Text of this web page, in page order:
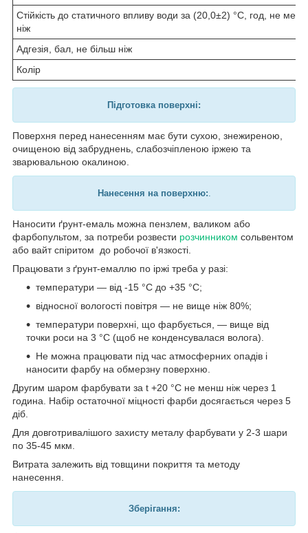
Стійкість до статичного впливу води за (20,0±2) °C, год, не менш
ніж
Адгезія, бал, не більш ніж
Колір
Підготовка поверхні:
Поверхня перед нанесенням має бути сухою, знежиреною,
очищеною від забруднень, слабозчіпленою іржею та
зварювальною окалиною.
Нанесення на поверхню:.
Наносити ґрунт-емаль можна пензлем, валиком або
фарбопультом, за потреби розвести розчинником сольвентом
або вайт спіритом до робочої в'язкості.
Працювати з ґрунт-емаллю по іржі треба у разі:
температури — від -15 °C до +35 °C;
відносної вологості повітря — не вище ніж 80%;
температури поверхні, що фарбується, — вище від
точки роси на 3 °C (щоб не конденсувалася волога).
Не можна працювати під час атмосферних опадів і
наносити фарбу на обмерзну поверхню.
Другим шаром фарбувати за t +20 °C не менш ніж через 1
година. Набір остаточної міцності фарби досягається через 5
діб.
Для довготривалішого захисту металу фарбувати у 2-3 шари
по 35-45 мкм.
Витрата залежить від товщини покриття та методу
нанесення.
Зберігання: